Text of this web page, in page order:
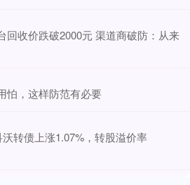
回收价跌破2000元 渠道商破防：从来
怕，这样防范有必要
转债上涨1.07%，转股溢价率